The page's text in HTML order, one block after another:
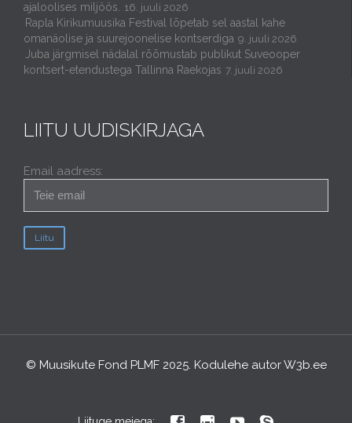
ajaloolises miljöös.
16. juuli 2026
Rapla Kirikumuusika Festival lõpetab sel aastal kahe
omanäolise ja suurejoonelise kontserdiga 9. juuli 2026
Juba järgmisel nädalal rõõmustab publikut Suveooper
kontsert-etendustega Tallinna Raekojas 7. juuli 2026
LIITU UUDISKIRJAGA
Email aadress:
© Muusikute Fond PLMF 2025. Kodulehe autorW3b.ee